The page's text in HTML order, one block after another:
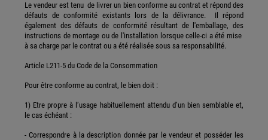
Le vendeur est tenu de livrer un bien conforme au contrat et répond des
défauts de conformité existants lors de la délivrance. Il répond
également des défauts de conformité résultant de l'emballage, des
instructions de montage ou de l'installation lorsque celle-ci a été mise
à sa charge par le contrat ou a été réalisée sous sa responsabilité.
Article L211-5 du Code de la Consommation
Pour être conforme au contrat, le bien doit :
1) Etre propre à l’usage habituellement attendu d’un bien semblable et,
le cas échéant :
- Correspondre à la description donnée par le vendeur et posséder les